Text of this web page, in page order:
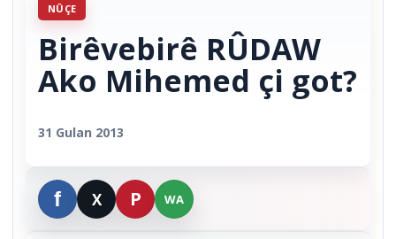
NÛÇE
Birêvebirê RÛDAW
Ako Mihemed çi got?
31 Gulan 2013